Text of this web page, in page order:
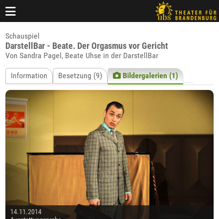
Schauspiel
DarstellBar - Beate. Der Orgasmus vor Gericht
Von Sandra Pagel, Beate Uhse in der DarstellBar
Information Besetzung (9) Bildergalerien (1)
14.11.2014